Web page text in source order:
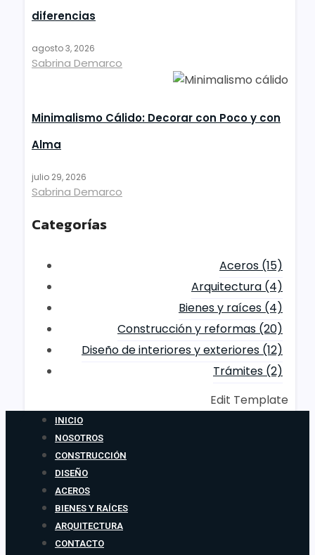
diferencias
agosto 3, 2026
Sabrina Demarco
Minimalismo Cálido: Decorar con Poco y con
Alma
julio 29, 2026
Sabrina Demarco
Categorías
Aceros (15)
Arquitectura (4)
Bienes y raíces (4)
Construcción y reformas (20)
Diseño de interiores y exteriores (12)
Trámites (2)
Edit Template
INICIO
NOSOTROS
CONSTRUCCIÓN
DISEÑO
ACEROS
BIENES Y RAÍCES
ARQUITECTURA
CONTACTO